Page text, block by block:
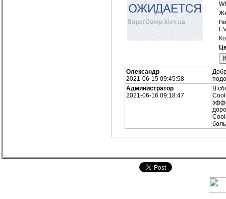
Олександр
2021-06-15 09:45:58
Администратор
2021-06-16 09:18:47
В